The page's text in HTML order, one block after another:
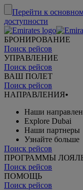
Перейти к
доступности
БРОНИРОВАНИЕ
Поиск рейсов
УПРАВЛЕНИЕ
Поиск рейсов
ВАШ ПОЛЕТ
Поиск рейсов
НАПРАВЛЕНИЯ•
Наши
Explore Dubai
Наши партнеры
Узнайте больше
Поиск рейсов
ПРОГРАММЫ
Поиск рейсов
ПОМОЩЬ
Поиск рейсов